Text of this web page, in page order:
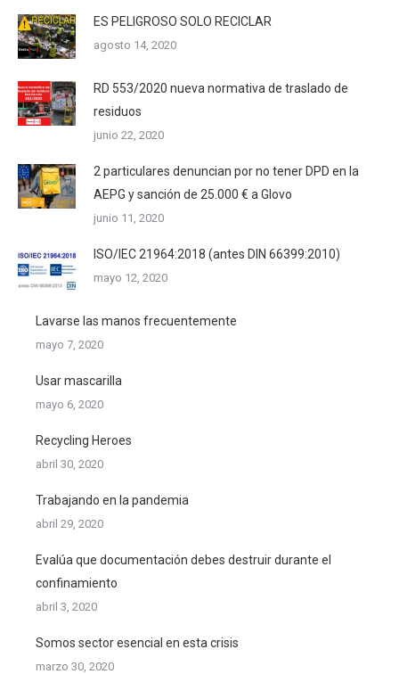
ES PELIGROSO SOLO RECICLAR
agosto 14, 2020
RD 553/2020 nueva normativa de traslado de
residuos
junio 22, 2020
2 particulares denuncian por no tener DPD en la
AEPG y sanción de 25.000 € a Glovo
junio 11, 2020
ISO/IEC 21964:2018 (antes DIN 66399:2010)
mayo 12, 2020
Lavarse las manos frecuentemente
mayo 7, 2020
Usar mascarilla
mayo 6, 2020
Recycling Heroes
abril 30, 2020
Trabajando en la pandemia
abril 29, 2020
Evalúa que documentación debes destruir durante el
confinamiento
abril 3, 2020
Somos sector esencial en esta crisis
marzo 30, 2020